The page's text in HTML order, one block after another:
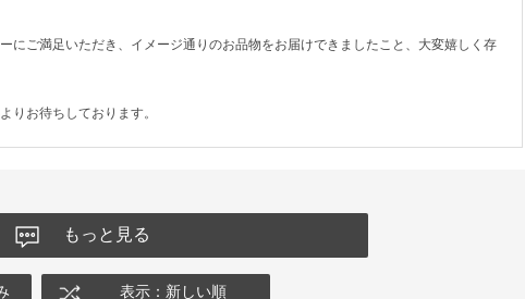
にご満足いただき、イメージ通りのお品物をお届けできましたこと、大変嬉しく存
りお待ちしております。
もっと見る
表示：新しい順